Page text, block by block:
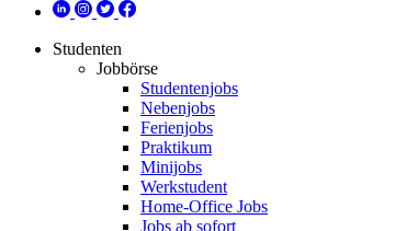
Studenten
Jobbörse
Studentenjobs
Nebenjobs
Ferienjobs
Praktikum
Minijobs
Werkstudent
Home-Office Jobs
Jobs ab sofort